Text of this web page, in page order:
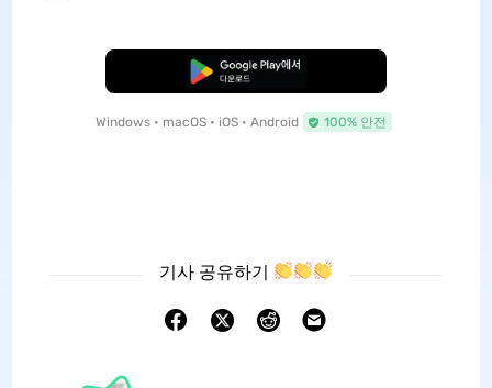
무료로 다운로드
Windows • macOS • iOS • Android 100% 안전
기사 공유하기